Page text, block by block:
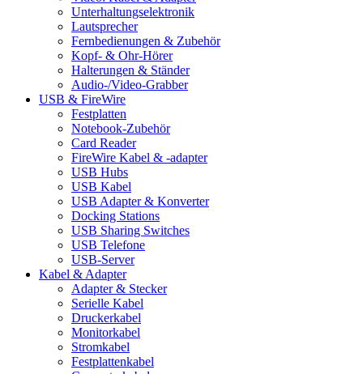
Unterhaltungselektronik
Lautsprecher
Fernbedienungen & Zubehör
Kopf- & Ohr-Hörer
Halterungen & Ständer
Audio-/Video-Grabber
USB & FireWire
Festplatten
Notebook-Zubehör
Card Reader
FireWire Kabel & -adapter
USB Hubs
USB Kabel
USB Adapter & Konverter
Docking Stations
USB Sharing Switches
USB Telefone
USB-Server
Kabel & Adapter
Adapter & Stecker
Serielle Kabel
Druckerkabel
Monitorkabel
Stromkabel
Festplattenkabel